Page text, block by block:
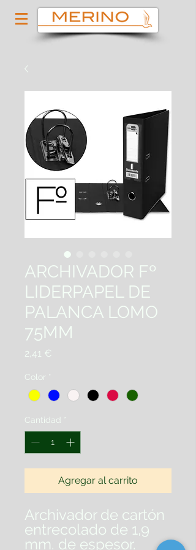
ARCHIVADOR Fº
LIDERPAPEL DE
PALANCA LOMO
75MM
2,41 €
Color *
Cantidad *
Agregar al carrito
Archivador de cartón
entrecolado de 1,9
mm. de espesor.